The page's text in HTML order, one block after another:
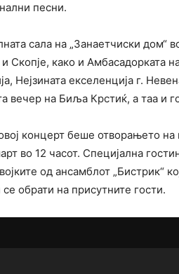
песни.
сала на „Занаетчиски дом“
Скопје, како и Амбасадорката
Нејзината екселенција г.
вечер на Биља Крстиќ, а таа и
концерт беше отворањето на
во 12 часот. Специјална
од ансамблот „Бистрик“
се обрати на присутните гости.